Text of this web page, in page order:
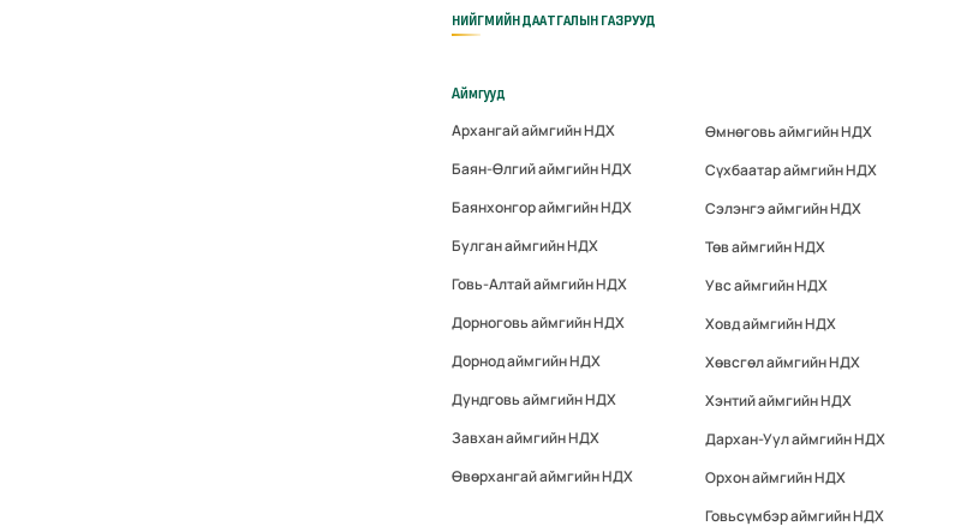
НИЙГМИЙН ДААТГАЛЫН ГАЗРУУД
Аймгууд
Архангай аймгийн НДХ
Баян-Өлгий аймгийн НДХ
Баянхонгор аймгийн НДХ
Булган аймгийн НДХ
Говь-Алтай аймгийн НДХ
Дорноговь аймгийн НДХ
Дорнод аймгийн НДХ
Дундговь аймгийн НДХ
Завхан аймгийн НДХ
Өвөрхангай аймгийн НДХ
Өмнөговь аймгийн НДХ
Сүхбаатар аймгийн НДХ
Сэлэнгэ аймгийн НДХ
Төв аймгийн НДХ
Увс аймгийн НДХ
Ховд аймгийн НДХ
Хөвсгөл аймгийн НДХ
Хэнтий аймгийн НДХ
Дархан-Уул аймгийн НДХ
Орхон аймгийн НДХ
Говьсүмбэр аймгийн НДХ